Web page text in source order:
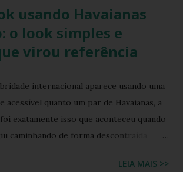
usando Havaianas
o look simples e
virou referência
internacional aparece usando uma
acessível quanto um par de Havaianas, a
exatamente isso que aconteceu quando
caminhando de forma descontraída
uma inspiração para fãs de
LEIA MAIS >>